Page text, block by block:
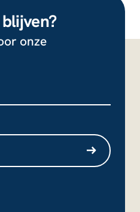
onze